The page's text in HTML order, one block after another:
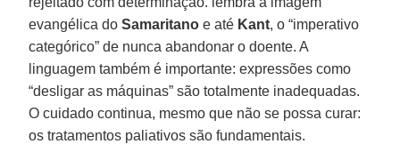
evangélica doSamaritano e até Kant, o “imperativo
categórico” de nunca abandonar o doente. A
linguagem também é importante: expressões como
“desligar as máquinas” são totalmente inadequadas.
O cuidado continua, mesmo que não se possa curar:
os tratamentos paliativos são fundamentais.